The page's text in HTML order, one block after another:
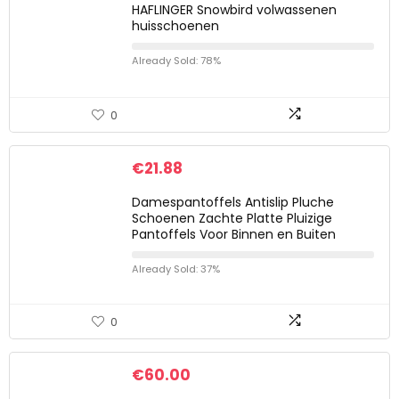
HAFLINGER Snowbird volwassenen
huisschoenen
Already Sold: 78%
0
€21.88
Damespantoffels Antislip Pluche
Schoenen Zachte Platte Pluizige
Pantoffels Voor Binnen en Buiten
Already Sold: 37%
0
€60.00